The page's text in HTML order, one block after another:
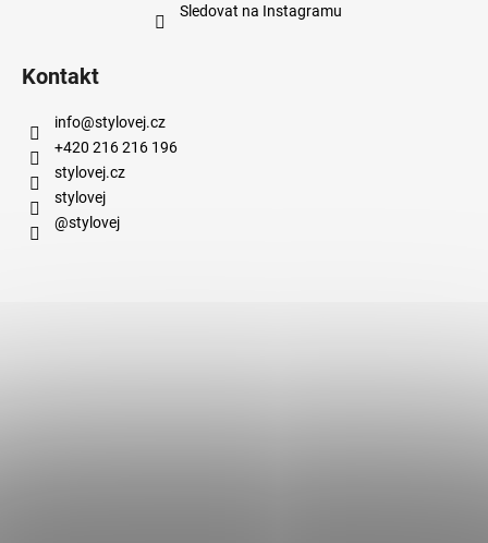
Sledovat na Instagramu
Kontakt
info@stylovej.cz
+420 216 216 196
stylovej.cz
stylovej
@stylovej